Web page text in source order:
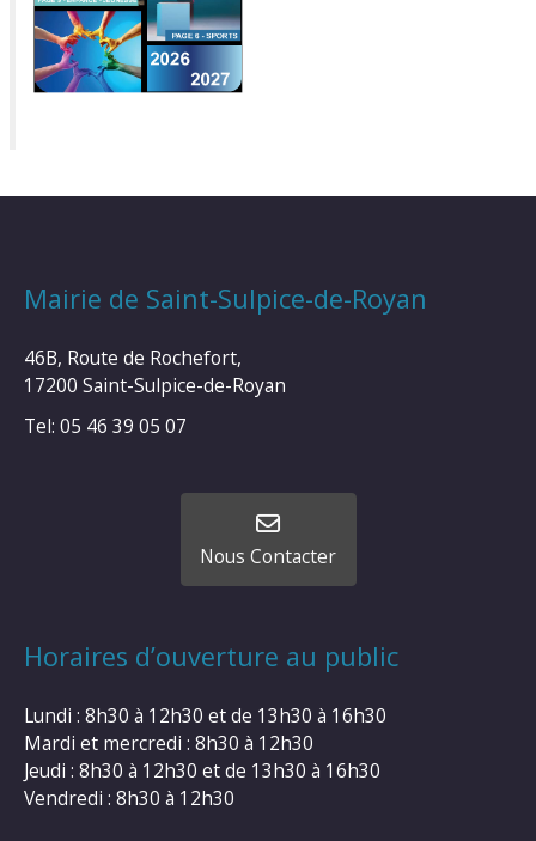
Mairie de Saint-Sulpice-de-Royan
46B, Route de Rochefort,
17200 Saint-Sulpice-de-Royan
Tel: 05 46 39 05 07
Nous Contacter
Horaires d’ouverture au public
Lundi : 8h30 à 12h30 et de 13h30 à 16h30
Mardi et mercredi : 8h30 à 12h30
Jeudi : 8h30 à 12h30 et de 13h30 à 16h30
Vendredi : 8h30 à 12h30